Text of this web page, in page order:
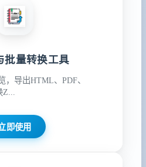
批量转换工具
，导出HTML、PDF、
即使用